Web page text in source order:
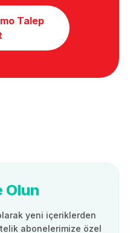
Talep
Olun
yeni içeriklerden
abonelerimize özel